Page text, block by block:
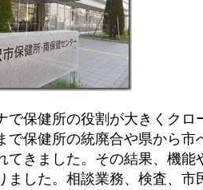
で保健所の役割が大きくクロ
で保健所の統廃合や県から市
てきました。その結果、機能
ました。相談業務、検査、市